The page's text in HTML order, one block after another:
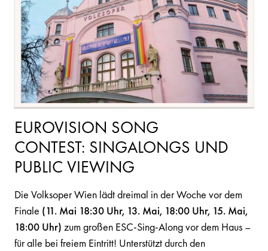
EUROVISION SONG
CONTEST: SINGALONGS UND
PUBLIC VIEWING
Die Volksoper Wien lädt dreimal in der Woche vor dem
Finale (11. Mai 18:30 Uhr, 13. Mai, 18:00 Uhr, 15. Mai,
18:00 Uhr) zum großen ESC-Sing-Along vor dem Haus –
für alle bei freiem Eintritt! Unterstützt durch den